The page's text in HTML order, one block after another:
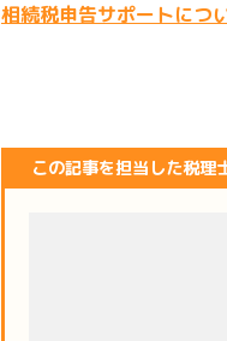
相続税申告サポートにつ
この記事を担当した税理